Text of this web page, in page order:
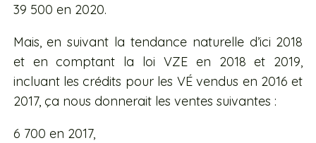
39 500 en 2020.
Mais, en suivant la tendance naturelle d’ici 2018
et en comptant la loi VZE en 2018 et 2019,
incluant les crédits pour les VÉ vendus en 2016 et
2017, ça nous donnerait les ventes suivantes :
6 700 en 2017,